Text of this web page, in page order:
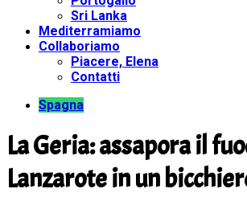
Sri Lanka
Mediterramiamo
Collaboriamo
Piacere, Elena
Contatti
Spagna
La Geria: assapora il
Lanzarote in un